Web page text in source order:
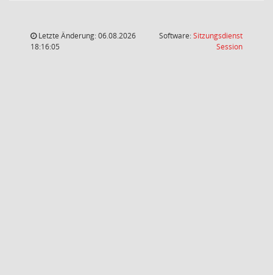
Letzte Änderung: 06.08.2026
18:16:05
Software:Sitzungsdienst
Session(Wird in